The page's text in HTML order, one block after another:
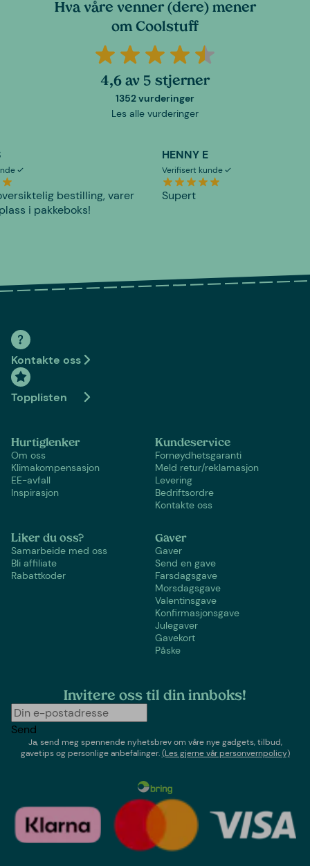
Hva våre venner (dere) mener
om Coolstuff
4,6 av 5 stjerner
1352 vurderinger
Les alle vurderinger
bestilling, varer
i pakkeboks!
HENNY E
Verifisert kunde
Supert
Kontakte oss
Topplisten
Hurtiglenker
Om oss
Klimakompensasjon
EE-avfall
Inspirasjon
Kundeservice
Fornøydhetsgaranti
Meld retur/reklamasjon
Levering
Bedriftsordre
Kontakte oss
Liker du oss?
Samarbeide med oss
Bli affiliate
Rabattkoder
Gaver
Gaver
Send en gave
Farsdagsgave
Morsdagsgave
Valentinsgave
Konfirmasjonsgave
Julegaver
Gavekort
Påske
Invitere oss til din innboks!
Send
Ja, send meg spennende nyhetsbrev om våre nye gadgets, tilbud,
gavetips og personlige anbefalinger.(Les gjerne vår personvernpolicy)